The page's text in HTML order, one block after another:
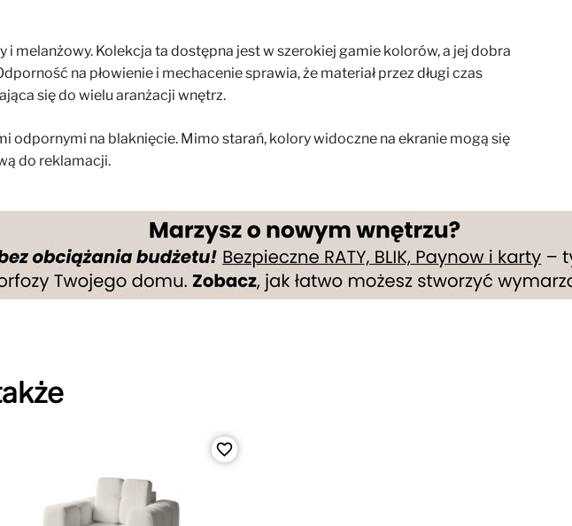
Kolekcja ta dostępna jest w szerokiej gamie kolorów, a jej dobra
na płowienie i mechacenie sprawia, że materiał przez długi czas
się do wielu aranżacji wnętrz.
odpornymi na blaknięcie. Mimo starań, kolory widoczne na ekranie mogą się
do reklamacji.
favorite_border